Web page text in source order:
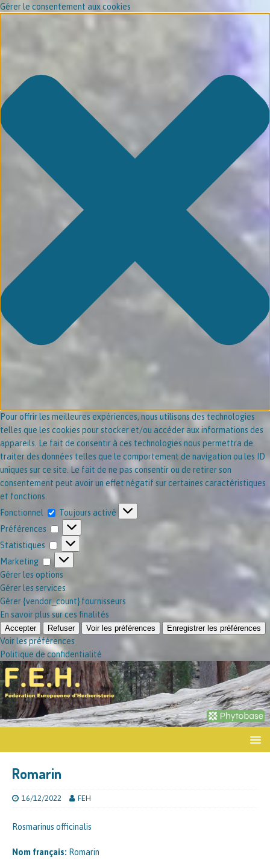
Gérer le consentement aux cookies
Pour offrir les meilleures expériences, nous utilisons des technologies
telles que les cookies pour stocker et/ou accéder aux informations des
appareils. Le fait de consentir à ces technologies nous permettra de
traiter des données telles que le comportement de navigation ou les ID
uniques sur ce site. Le fait de ne pas consentir ou de retirer son
consentement peut avoir un effet négatif sur certaines caractéristiques
et fonctions.
Fonctionnel
Toujours activé
Préférences
Statistiques
Marketing
Gérer les options
Gérer les services
Gérer {vendor_count} fournisseurs
En savoir plus sur ces finalités
Accepter Refuser Voir les préférences Enregistrer les préférences
Voir les préférences
Politique de confidentialité
Romarin
16/12/2022 FEH
Rosmarinus officinalis
Nom français: Romarin